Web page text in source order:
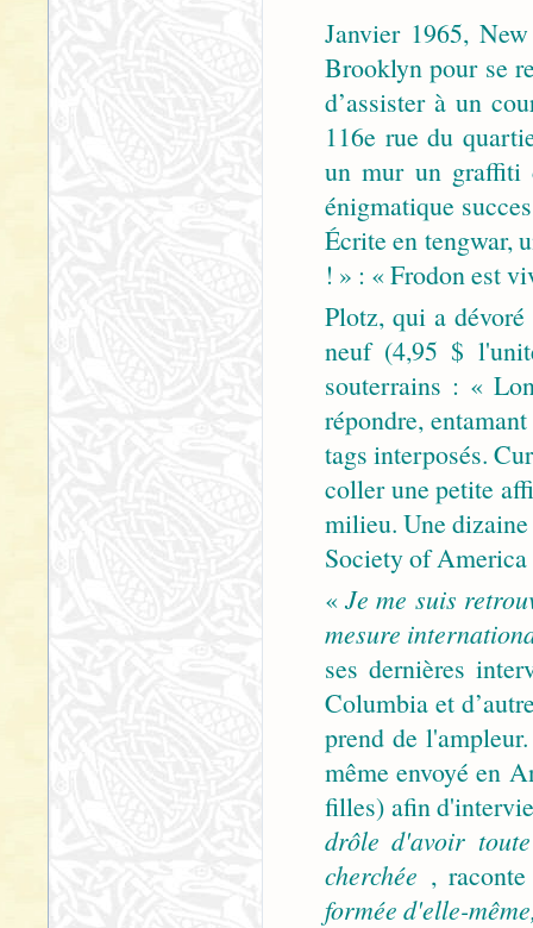
Janvier 1965,
Brooklyn pour se
d’assister à un
116e rue du
un mur un graffiti
énigmatique
Écrite en tengwar,
! » : « Frodon est
Plotz, qui a
neuf (4,95 $
souterrains : «
répondre,
tags interposés.
coller une petite
milieu. Une
Society of America
«Je me suis
mesure
ses dernières
Columbia et
prend de
même envoyé en
filles) afin
drôle d'avoir
cherchée ,
formée d'elle-